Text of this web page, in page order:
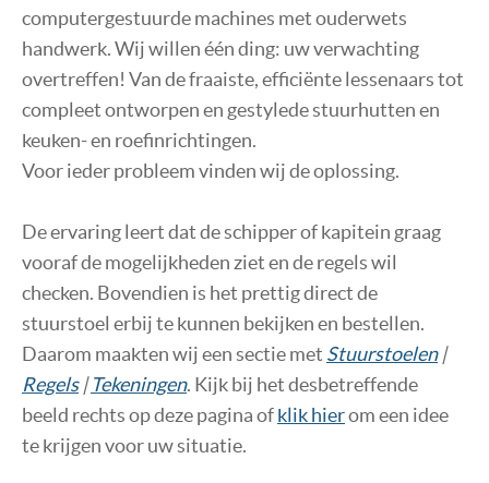
computergestuurde machines met ouderwets
handwerk. Wij willen één ding: uw verwachting
overtreffen! Van de fraaiste, efficiënte lessenaars tot
compleet ontworpen en gestylede stuurhutten en
keuken- en roefinrichtingen.
Voor ieder probleem vinden wij de oplossing.
De ervaring leert dat de schipper of kapitein graag
vooraf de mogelijkheden ziet en de regels wil
checken. Bovendien is het prettig direct de
stuurstoel erbij te kunnen bekijken en bestellen.
Daarom maakten wij een sectie met Stuurstoelen|
Regels|Tekeningen. Kijk bij het desbetreffende
beeld rechts op deze pagina ofklik hierom een idee
te krijgen voor uw situatie.